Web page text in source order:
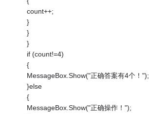
count++;
}
}
}
if (count!=4)
{
MessageBox.Show("正确答案有4个！");
}else
{
MessageBox.Show("正确操作！");